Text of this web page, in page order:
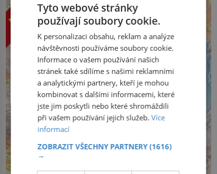
Tyto webové stránky
používají soubory cookie.
K personalizaci obsahu, reklam a analýze
návštěvnosti používáme soubory cookie.
Informace o vašem používání našich
stránek také sdílíme s našimi reklamními
a analytickými partnery, kteří je mohou
kombinovat s dalšími informacemi, které
jste jim poskytli nebo které shromáždili
při vašem používání jejich služeb.Více
informací
ZOBRAZIT VŠECHNY PARTNERY(1616)
→